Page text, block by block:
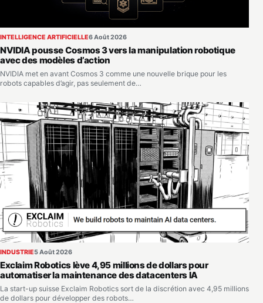
INTELLIGENCE ARTIFICIELLE6 Août 2026
NVIDIA pousse Cosmos 3 vers la manipulation robotique
avec des modèles d’action
NVIDIA met en avant Cosmos 3 comme une nouvelle brique pour les
robots capables d’agir, pas seulement de…
INDUSTRIE5 Août 2026
Exclaim Robotics lève 4,95 millions de dollars pour
automatiser la maintenance des datacenters IA
La start-up suisse Exclaim Robotics sort de la discrétion avec 4,95 millions
de dollars pour développer des robots…